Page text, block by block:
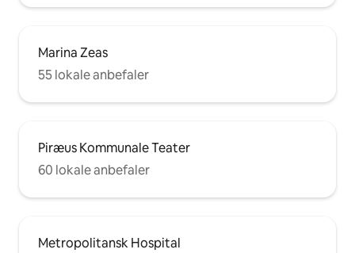
Marina Zeas
55 lokale anbefaler
Piræus Kommunale Teater
60 lokale anbefaler
Metropolitansk Hospital